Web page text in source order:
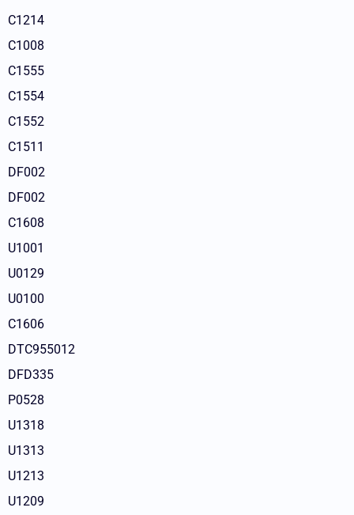
C1214
C1008
C1555
C1554
C1552
C1511
DF002
DF002
C1608
U1001
U0129
U0100
C1606
DTC955012
DFD335
P0528
U1318
U1313
U1213
U1209